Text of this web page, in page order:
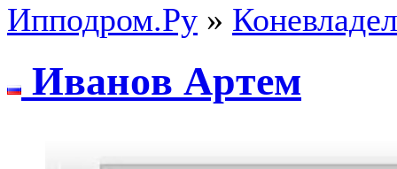
Ипподром.Ру »
Ивaнoв Аpтем